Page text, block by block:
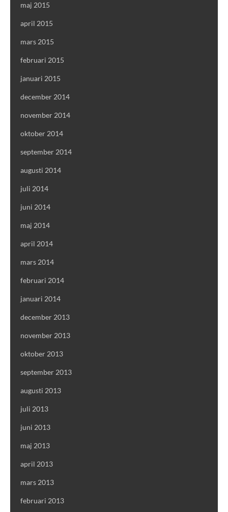
maj 2015
april 2015
mars 2015
februari 2015
januari 2015
december 2014
november 2014
oktober 2014
september 2014
augusti 2014
juli 2014
juni 2014
maj 2014
april 2014
mars 2014
februari 2014
januari 2014
december 2013
november 2013
oktober 2013
september 2013
augusti 2013
juli 2013
juni 2013
maj 2013
april 2013
mars 2013
februari 2013